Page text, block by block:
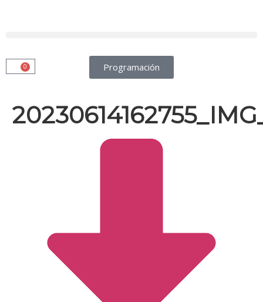
Programación
0